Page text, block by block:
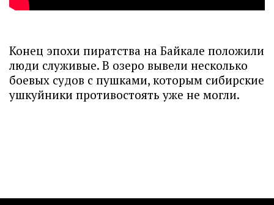
Конец эпохи пиратства на Байкале положили
люди служивые. В озеро вывели несколько
боевых судов с пушками, которым сибирские
ушкуйники противостоять уже не могли.